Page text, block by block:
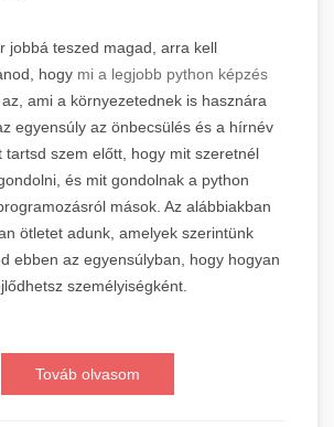
jobbá teszed magad, arra kell
hogy mi a legjobb python képzés
ami a környezetednek is hasznára
egyensúly az önbecsülés és a hírnév
tartsd szem előtt, hogy mit szeretnél
és mit gondolnak a python
mások. Az alábbiakban
ötletet adunk, amelyek szerintünk
ebben az egyensúlyban, hogy hogyan
személyiségként.
Továb olvasom